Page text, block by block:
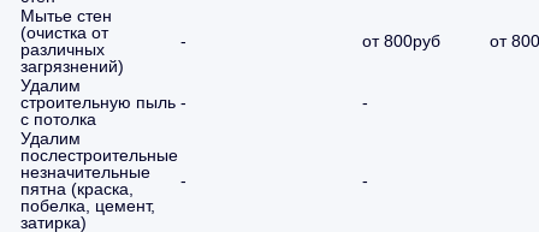
Мытье стен
(очистка от
различных
загрязнений)
- от 800руб от
Удалим
строительную пыль
с потолка
-
-
Удалим
послестроительные
незначительные
пятна (краска,
побелка, цемент,
затирка)
- -